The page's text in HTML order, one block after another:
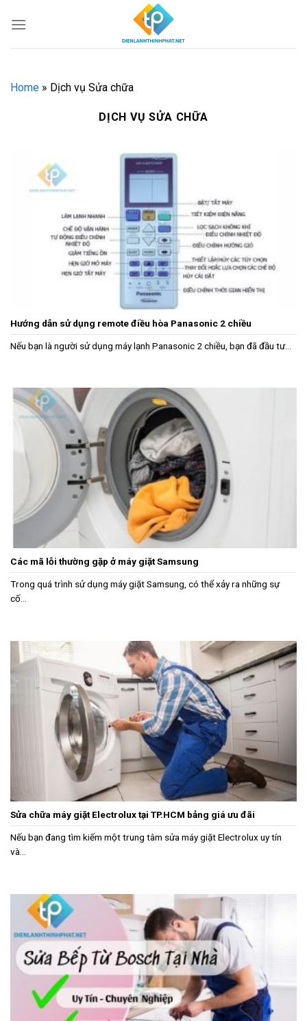
đến
Home » Dịch vụ Sửa chữa
DỊCH VỤ SỬA CHỮA
Hướng dẫn sử dụng remote điều hòa Panasonic 2 chiều
Nếu bạn là người sử dụng máy lạnh Panasonic 2 chiều, bạn đã đầu tư...
Các mã lỗi thường gặp ở máy giặt Samsung
Trong quá trình sử dụng máy giặt Samsung, có thể xảy ra những sự
cố...
Sửa chữa máy giặt Electrolux tại TP.HCM bảng giá ưu đãi
Nếu bạn đang tìm kiếm một trung tâm sửa máy giặt Electrolux uy tín
và...